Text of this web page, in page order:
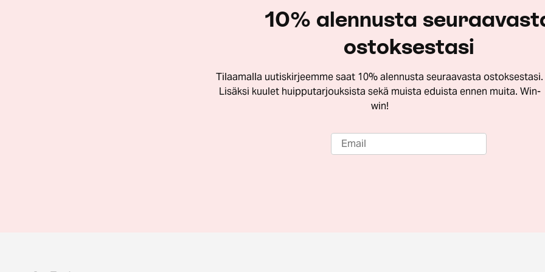
10% alennusta
ostoksestasi
Tilaamalla uutiskirjeemme saat 10% alennusta seuraavasta ostoksestasi.
Lisäksi kuulet huipputarjouksista sekä muista eduista ennen muita. Win-
win!